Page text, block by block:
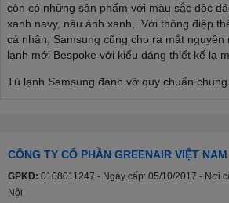
còn có những sản phẩm với màu sắc độc
xanh navy, nâu ánh xanh,..Với thông điệp
cá nhân, Samsung cũng cho ra mắt nguyên
lạnh mới Bespoke với kiểu dáng thiết kế lạ
Tủ lạnh Samsung đánh vỡ quy chuẩn
Tủ lạnh Samsung sản xuất với nhiều kích
CÔNG TY CỔ PHẦN GREENAIR VIỆT NAM
GPKD: 0108011247 - Ngày cấp: 05/10/2017 - Nơi
Nội